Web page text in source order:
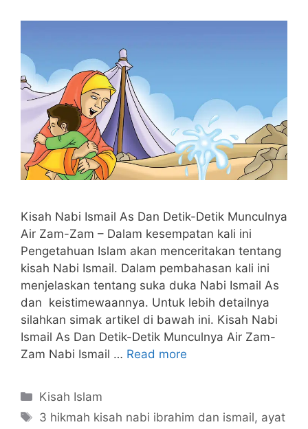
Kisah Nabi Ismail As Dan Detik-Detik Munculnya
Air Zam-Zam – Dalam kesempatan kali ini
Pengetahuan Islam akan menceritakan tentang
kisah Nabi Ismail. Dalam pembahasan kali ini
menjelaskan tentang suka duka Nabi Ismail As
dan keistimewaannya. Untuk lebih detailnya
silahkan simak artikel di bawah ini. Kisah Nabi
Ismail As Dan Detik-Detik Munculnya Air Zam-
Zam Nabi Ismail … Read more
Categories
Kisah Islam
Tags
3 hikmah kisah nabi ibrahim dan ismail, ayat